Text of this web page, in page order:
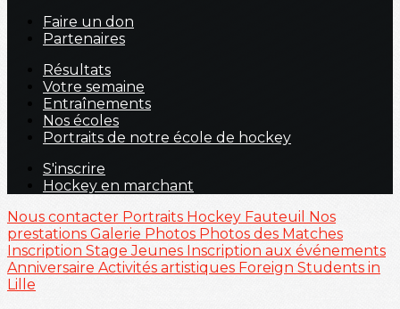
Faire un don
Partenaires
Résultats
Votre semaine
Entraînements
Nos écoles
Portraits de notre école de hockey
S'inscrire
Hockey en marchant
Nous contacter Portraits Hockey Fauteuil Nos
prestations Galerie Photos Photos des Matches
Inscription Stage Jeunes Inscription aux événements
Anniversaire Activités artistiques Foreign Students in
Lille